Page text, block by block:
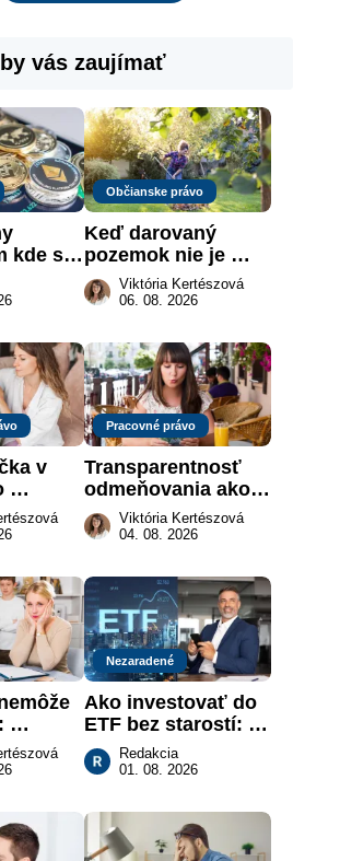
vás zaujímať
kde si
kde
Občianske právo
Keď darovaný
pozemok nie je
„hotová vec“: kedy
môže darca žiadať
Viktória Kertészová
06. 08. 2026
v
nie
Pracovné právo
Transparentnosť
odmeňovania ako
právna povinnosť:
revolúcia na
práce
Viktória Kertészová
04. 08. 2026
Nezaradené
Ako investovať do
ETF bez starostí:
Investičné plány,
ktoré urobia prácu
Redakcia
01. 08. 2026